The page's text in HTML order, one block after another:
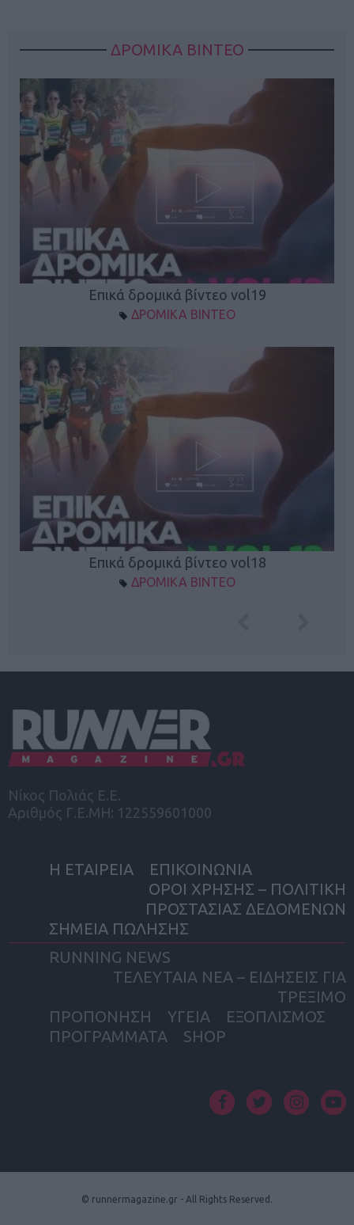
ΔΡΟΜΙΚΑ ΒΙΝΤΕΟ
Επικά δρομικά βίντεο vol19
ΔΡΟΜΙΚΑ ΒΙΝΤΕΟ
Επικά δρομικά βίντεο vol18
ΔΡΟΜΙΚΑ ΒΙΝΤΕΟ
Νίκος Πολιάς Ε.Ε.
Αριθμός Γ.Ε.ΜΗ: 122559601000
Η ΕΤΑΙΡΕΙΑ
ΕΠΙΚΟΙΝΩΝΙΑ
ΟΡΟΙ ΧΡΗΣΗΣ – ΠΟΛΙΤΙΚΗ
ΠΡΟΣΤΑΣΙΑΣ ΔΕΔΟΜΕΝΩΝ
ΣΗΜΕΙΑ ΠΩΛΗΣΗΣ
RUNNING NEWS
ΤΕΛΕΥΤΑΙΑ ΝΕΑ – ΕΙΔΗΣΕΙΣ ΓΙΑ
ΤΡΕΞΙΜΟ
ΠΡΟΠΟΝΗΣΗ
ΥΓΕΙΑ
ΕΞΟΠΛΙΣΜΟΣ
ΠΡΟΓΡΑΜΜΑΤΑ
SHOP
© runnermagazine.gr - All Rights Reserved.